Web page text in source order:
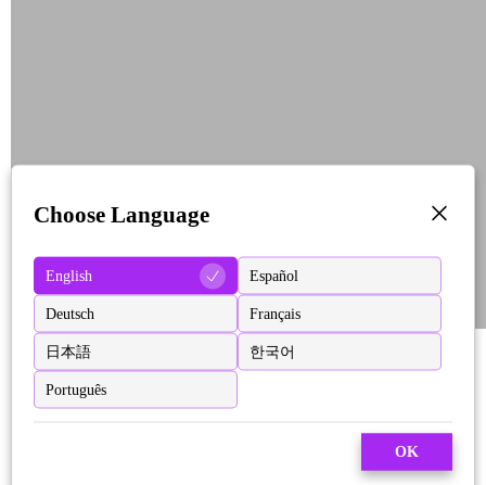
Choose Language
English Español
Deutsch Français
日本語 한국어
Português
OK